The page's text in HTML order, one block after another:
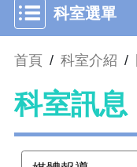
科室選單
首頁 / 科室介紹 /
科室訊息